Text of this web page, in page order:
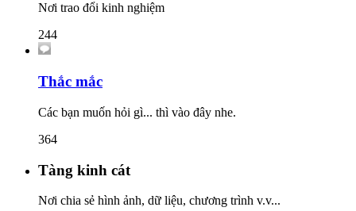
Nơi trao đổi kinh nghiệm
244
Thắc mắc
Các bạn muốn hỏi gì... thì vào đây nhe.
364
Tàng kinh cát
Nơi chia sẻ hình ảnh, dữ liệu, chương trình v.v...